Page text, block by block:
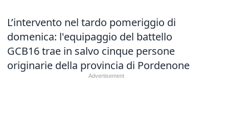
L’intervento nel tardo pomeriggio di
domenica: l'equipaggio del battello
GCB16 trae in salvo cinque persone
originarie della provincia di Pordenone